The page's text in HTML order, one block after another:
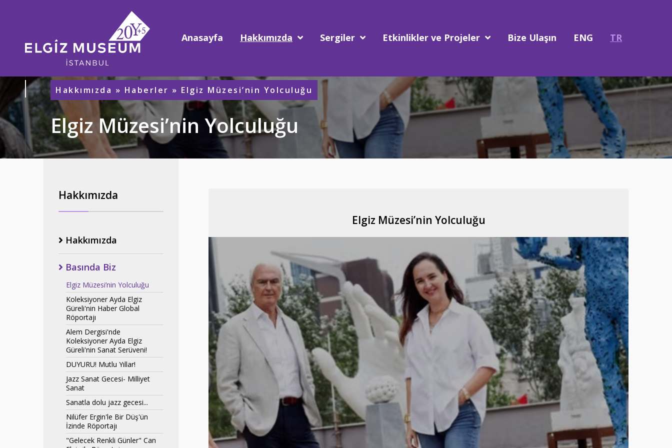
Anasayfa Hakkımızda Sergiler Etkinlikler ve Projeler Bize Ulaşın ENG TR
Hakkımızda » Haberler » Elgiz Müzesi’nin Yolculuğu
Elgiz Müzesi’nin Yolculuğu
Hakkımızda
Hakkımızda
Basında Biz
Elgiz Müzesi’nin Yolculuğu
Koleksiyoner Ayda Elgiz
Güreli'nin Haber Global
Röportajı
Alem Dergisi'nde
Koleksiyoner Ayda Elgiz
Güreli'nin Sanat Serüveni!
DUYURU! Mutlu Yıllar!
Jazz Sanat Gecesi- Milliyet
Sanat
Sanatla dolu jazz gecesi...
Nilüfer Ergin'le Bir Düş'ün
İzinde Röportajı
"Gelecek Renkli Günler" Can
Elgiz Müzesi’nin Yolculuğu